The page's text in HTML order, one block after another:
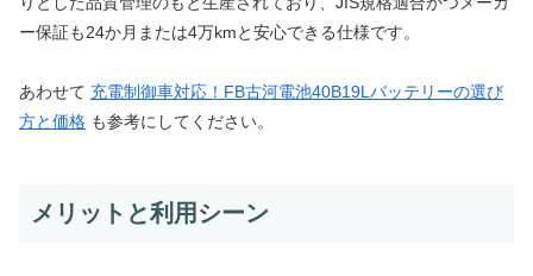
ー保証も24か月または4万kmと安心できる仕様です。
あわせて 充電制御車対応！FB古河電池40B19Lバッテリーの選び
方と価格 も参考にしてください。
メリットと利用シーン